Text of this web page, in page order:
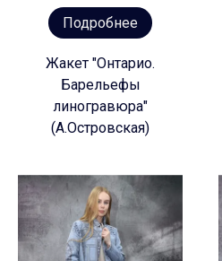
Подробнее
Жакет "Онтарио.
Барельефы
линогравюра"
(А.Островская)